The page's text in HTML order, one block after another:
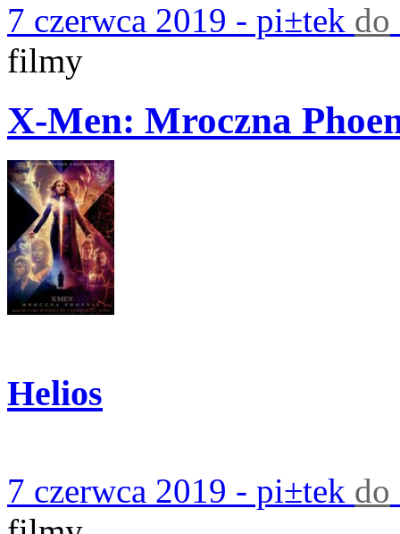
7 czerwca 2019 - pi±tek do
filmy
X-Men: Mroczna
Helios
7 czerwca 2019 - pi±tek do